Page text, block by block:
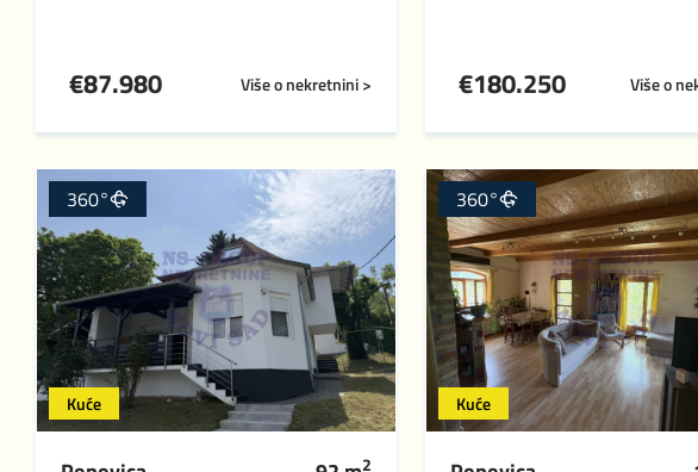
Više o nekretnini >
€87.980 Više o
€180.250
Kuće
360°
2
Kuće
360°